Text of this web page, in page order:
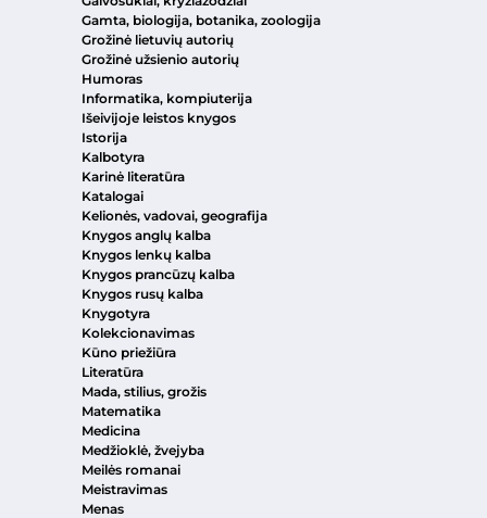
Gamta, biologija, botanika, zoologija
Grožinė lietuvių autorių
Grožinė užsienio autorių
Humoras
Informatika, kompiuterija
Išeivijoje leistos knygos
Istorija
Kalbotyra
Karinė literatūra
Katalogai
Kelionės, vadovai, geografija
Knygos anglų kalba
Knygos lenkų kalba
Knygos prancūzų kalba
Knygos rusų kalba
Knygotyra
Kolekcionavimas
Kūno priežiūra
Literatūra
Mada, stilius, grožis
Matematika
Medicina
Medžioklė, žvejyba
Meilės romanai
Meistravimas
Menas